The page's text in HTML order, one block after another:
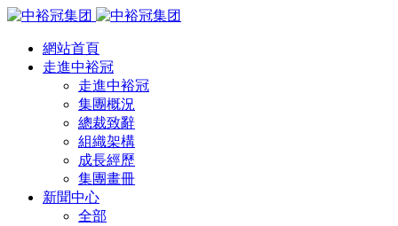
網站首頁
走進中裕冠
走進中裕冠
集團概況
總裁致辭
組織架構
成長經歷
集團畫冊
新聞中心
全部